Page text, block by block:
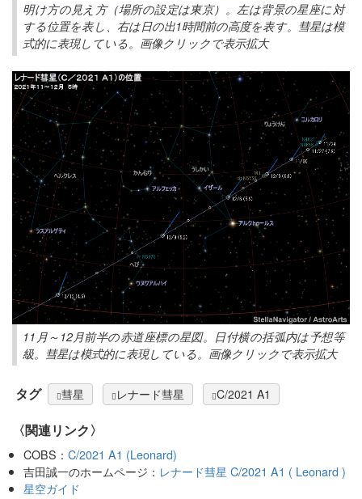
明け方の見え方（場所の設定は東京）。左は背景の星座に対
する位置を表し、右は日の出1時間前の高度を表す。彗星は模
式的に表現している。画像クリックで表示拡大
11月～12月前半の赤道座標の星図。日付横の括弧内は予想等
級。彗星は模式的に表現している。画像クリックで表示拡大
タグ 彗星 レナード彗星 C/2021 A1
〈関連リンク〉
COBS：C/2021 A1 (Leonard)
吉田誠一のホームページ： レナード彗星 C/2021 A1 ( Leonard )
星空ガイド